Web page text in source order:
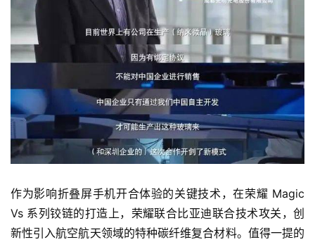
作为影响折叠屏手机开合体验的关键技术，在荣耀 Magic
Vs 系列铰链的打造上，荣耀联合比亚迪联合技术攻关，创
新性引入航空航天领域的特种碳纤维复合材料。值得一提的